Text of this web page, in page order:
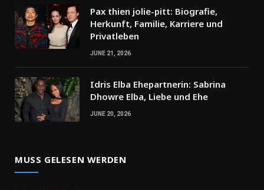
Pax thien jolie-pitt: Biografie,
Herkunft, Familie, Karriere und
Privatleben
JUNE 21, 2026
Idris Elba Ehepartnerin: Sabrina
Dhowre Elba, Liebe und Ehe
JUNE 20, 2026
MUSS GELESEN WERDEN